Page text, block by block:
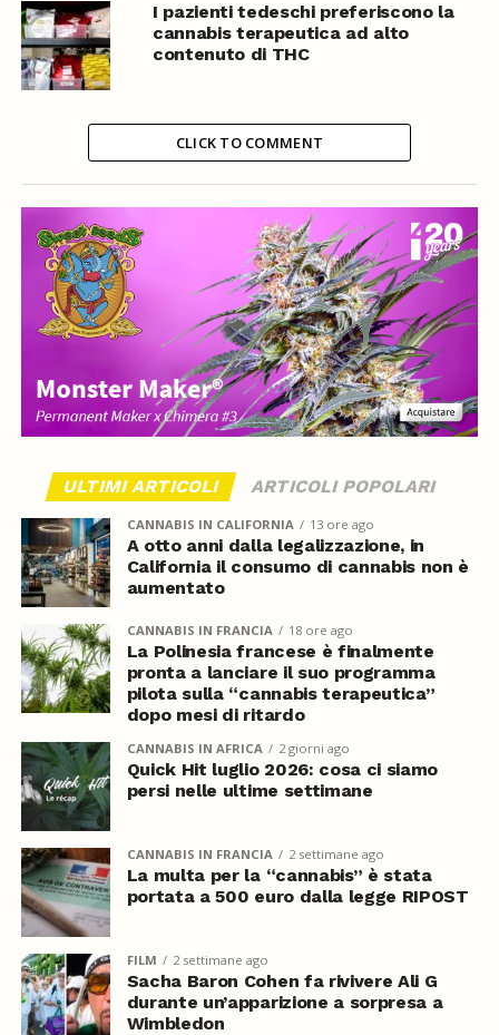
I pazienti tedeschi preferiscono la
cannabis terapeutica ad alto
contenuto di THC
CLICK TO COMMENT
ULTIMI ARTICOLI ARTICOLI POPOLARI
CANNABIS IN CALIFORNIA 13 ore ago
A otto anni dalla legalizzazione, in
California il consumo di cannabis non è
aumentato
CANNABIS IN FRANCIA 18 ore ago
La Polinesia francese è finalmente
pronta a lanciare il suo programma
pilota sulla “cannabis terapeutica”
dopo mesi di ritardo
CANNABIS IN AFRICA 2 giorni ago
Quick Hit luglio 2026: cosa ci siamo
persi nelle ultime settimane
CANNABIS IN FRANCIA 2 settimane ago
La multa per la “cannabis” è stata
portata a 500 euro dalla legge RIPOST
FILM 2 settimane ago
Sacha Baron Cohen fa rivivere Ali G
durante un’apparizione a sorpresa a
Wimbledon